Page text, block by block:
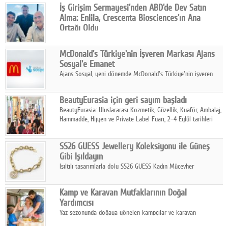
İş Girişim Sermayesi'nden ABD'de Dev Satın
Alma: Enlila, Crescenta Biosciences'ın Ana
Ortağı Oldu
stratejisini uluslararası ölçeğe taşıyan satın alma hamlesini
tamamladı.
McDonald's Türkiye'nin İşveren Markası Ajans
Sosyal'e Emanet
Ajans Sosyal, yeni dönemde McDonald's Türkiye'nin işveren
BeautyEurasia için geri sayım başladı
BeautyEurasia: Uluslararası Kozmetik, Güzellik, Kuaför, Ambalaj,
Hammadde, Hijyen ve Private Label Fuarı, 2–4 Eylül tarihleri
SS26 GUESS Jewellery Koleksiyonu ile Güneş
Gibi Işıldayın
Işıltılı tasarımlarla dolu SS26 GUESS Kadın Mücevher
dokunuşunu taşıyor.
Kamp ve Karavan Mutfaklarının Doğal
Yardımcısı
Yaz sezonunda doğaya yönelen kampçılar ve karavan